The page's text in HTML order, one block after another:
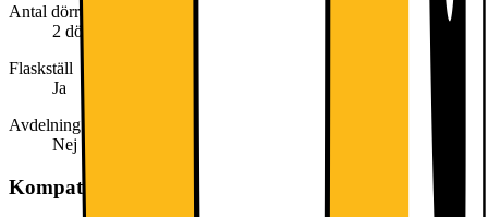
Antal dörrar
2 dörrar
Flaskställ
Ja
Avdelning för färskvaror
Nej
Kompatibel med